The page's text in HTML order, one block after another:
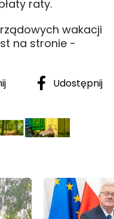
raty.
wakacji
na stronie -
Udostępnij